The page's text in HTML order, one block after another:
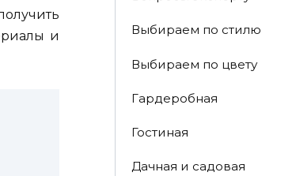
и
Выбираем по стилю
Выбираем по цвету
Гардеробная
Гостиная
Дачная и садовая